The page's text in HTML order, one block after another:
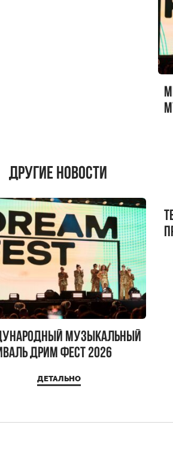
Другие новости
музыкальный
ДРИМ ФЕСТ 2026
ДЕТАЛЬНО